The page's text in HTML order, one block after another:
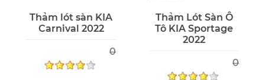
Thảm lót sàn KIA
Carnival 2022
0
Thảm Lót Sàn Ô
Tô KIA Sportage
2022
0